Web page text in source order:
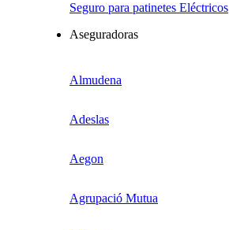
Seguro para patinetes Eléctricos
Aseguradoras
Almudena
Adeslas
Aegon
Agrupació Mutua